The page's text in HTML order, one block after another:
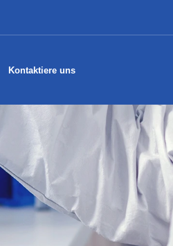
Kontaktiere uns